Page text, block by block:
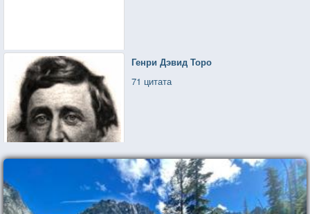
Генри Дэвид Торо
71 цитата